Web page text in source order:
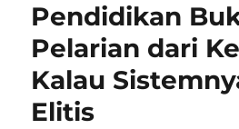
Pendidikan
Pelarian dari
Kalau
Elitis